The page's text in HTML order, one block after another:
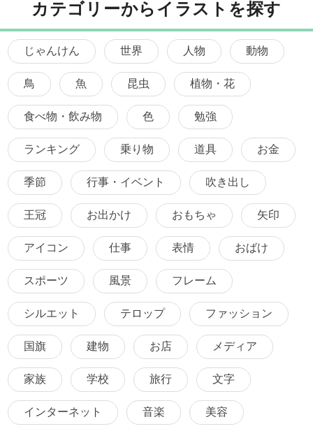
カテゴリーからイラストを探す
じゃんけん 世界 人物 動物
鳥 魚 昆虫 植物・花
食べ物・飲み物 色 勉強
ランキング 乗り物 道具 お金
季節 行事・イベント 吹き出し
王冠 お出かけ おもちゃ 矢印
アイコン 仕事 表情 おばけ
スポーツ 風景 フレーム
シルエット テロップ ファッション
国旗 建物 お店 メディア
家族 学校 旅行 文字
インターネット 音楽 美容